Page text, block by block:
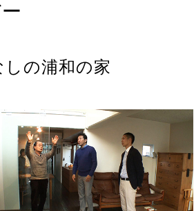
の浦和の家